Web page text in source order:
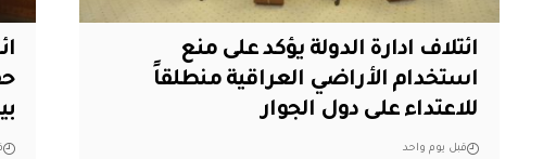
ائتلاف ادارة الدولة يؤكد على منع
استخدام الأراضي العراقية منطلقاً
للاعتداء على دول الجوار
قبل يوم واحد